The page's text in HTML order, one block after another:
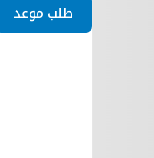
طلب موعد